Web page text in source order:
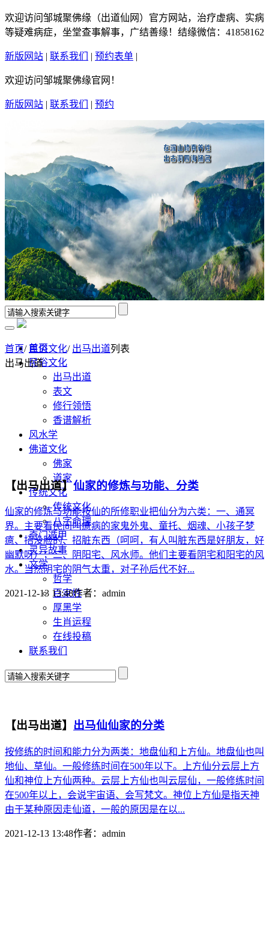
欢迎访问邹城聚佛缘（出道仙网）官方网站，治疗虚病、实病
等疑难病症，坐堂查事解事，广结善缘！结缘微信：41858162
新版网站 | 联系我们 | 预约表单 |
欢迎访问邹城聚佛缘官网！
新版网站 | 联系我们 | 预约
首页
民俗文化
出马出道
表文
修行领悟
香谱解析
风水学
佛道文化
佛家
道家
传统文化
传统文化
八字命理
奇门遁甲
灵异故事
文学
哲学
百家姓
厚黑学
生肖运程
在线投稿
联系我们
首页/民俗文化/ 出马出道列表
出马出道
【出马出道】仙家的修炼与功能、分类
仙家的修炼与功能按仙的所修职业把仙分为六类：一、通冥
界。主要看民间叫癔病的家鬼外鬼、童托、烟魂、小孩子梦
癔、招没脸的、招脏东西（呵呵，有人叫脏东西是好朋友，好
幽默呀）；二、阴阳宅、风水师。他们主要看阴宅和阳宅的风
水。当然阴宅的阴气太重，对子孙后代不好...
2021-12-13 13:48作者： admin
【出马出道】 出马仙仙家的分类
按修练的时间和能力分为两类：地盘仙和上方仙。地盘仙也叫
地仙、草仙。一般修练时间在500年以下。上方仙分云层上方
仙和神位上方仙两种。云层上方仙也叫云层仙，一般修练时间
在500年以上，会说宇宙语、会写梵文。神位上方仙是指天神
由于某种原因走仙道，一般的原因是在以...
2021-12-13 13:48作者： admin